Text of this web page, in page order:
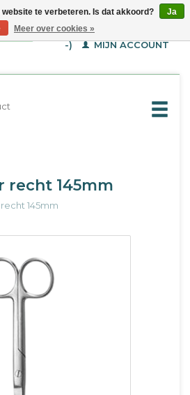
WINKELWAGEN (€--,-
-)
MIJN ACCOUNT
recht 145mm
145mm
te verbeteren. Is dat akkoord?
Ja
Meer over cookies »